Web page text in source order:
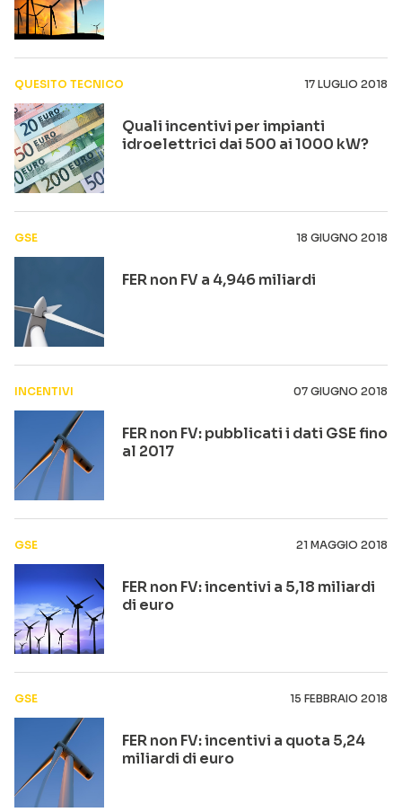
QUESITO TECNICO 17 LUGLIO 2018
Quali incentivi per impianti
idroelettrici dai 500 ai 1000 kW?
GSE 18 GIUGNO 2018
FER non FV a 4,946 miliardi
INCENTIVI 07 GIUGNO 2018
FER non FV: pubblicati i dati GSE fino
al 2017
GSE 21 MAGGIO 2018
FER non FV: incentivi a 5,18 miliardi
di euro
GSE 15 FEBBRAIO 2018
FER non FV: incentivi a quota 5,24
miliardi di euro